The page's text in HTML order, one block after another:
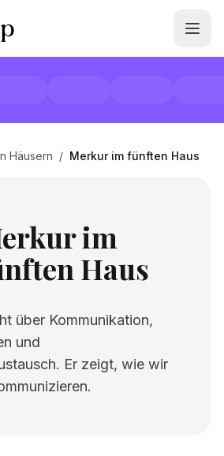
Häusern / Merkur im fünften Haus
im
Haus
über Kommunikation,
und
Er zeigt, wie wir